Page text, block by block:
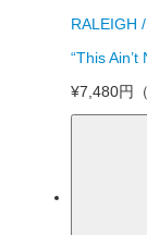
RALEIGH
“This
¥7,480円